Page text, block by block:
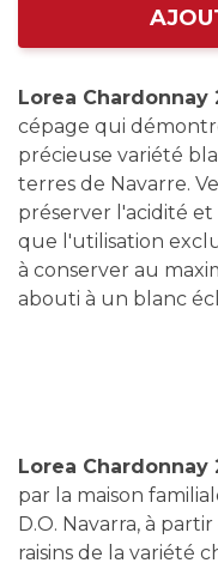
Lorea Chardonnay
cépage qui
précieuse variété
terres de Navarre.
préserver l'acidité et
que l'utilisation
à conserver au
abouti à un blanc
Lorea Chardonnay
par la maison
D.O. Navarra, à
raisins de la variété